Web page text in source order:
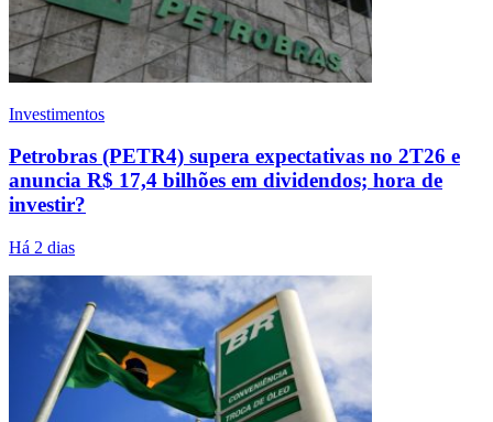
Investimentos
Petrobras (PETR4) supera expectativas no 2T26 e
anuncia R$ 17,4 bilhões em dividendos; hora de
investir?
Há 2 dias